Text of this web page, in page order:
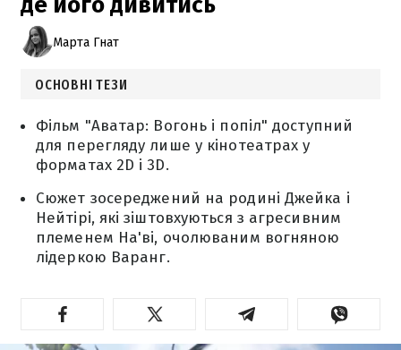
Марта Гнат
ОСНОВНІ ТЕЗИ
Фільм "Аватар: Вогонь і попіл" доступний
для перегляду лише у кінотеатрах у
форматах 2D і 3D.
Сюжет зосереджений на родині Джейка і
Нейтірі, які зіштовхуються з агресивним
племенем На'ві, очолюваним вогняною
лідеркою Варанг.